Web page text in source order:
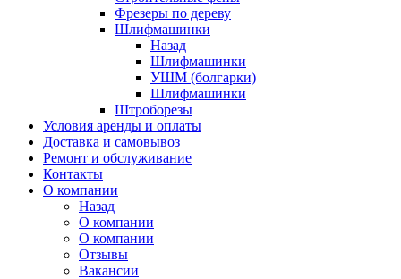
Фрезеры по дереву
Шлифмашинки
Назад
Шлифмашинки
УШМ (болгарки)
Шлифмашинки
Штроборезы
Условия аренды и оплаты
Доставка и самовывоз
Ремонт и обслуживание
Контакты
О компании
Назад
О компании
О компании
Отзывы
Вакансии